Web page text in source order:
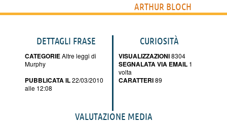
ARTHUR BLOCH
DETTAGLI FRASE
CATEGORIEAltre leggi di
Murphy
PUBBLICATA IL22/03/2010
alle 12:08
CURIOSITÀ
VISUALIZZAZIONI8304
SEGNALATA VIA EMAIL 1
volta
CARATTERI89
VALUTAZIONE MEDIA